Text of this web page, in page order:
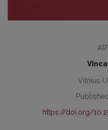
Vilnius
https://doi.org/